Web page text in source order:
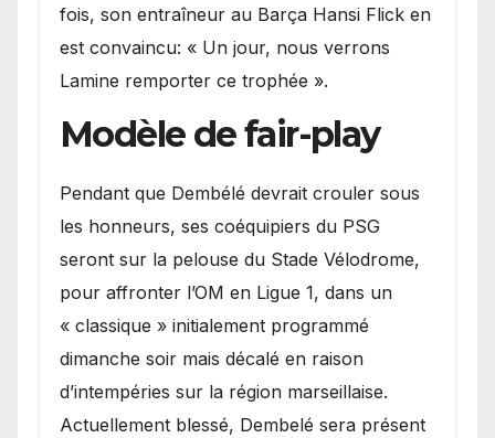
fois, son entraîneur au Barça Hansi Flick en
est convaincu: « Un jour, nous verrons
Lamine remporter ce trophée ».
Modèle de fair-play
Pendant que Dembélé devrait crouler sous
les honneurs, ses coéquipiers du PSG
seront sur la pelouse du Stade Vélodrome,
pour affronter l’OM en Ligue 1, dans un
« classique » initialement programmé
dimanche soir mais décalé en raison
d’intempéries sur la région marseillaise.
Actuellement blessé, Dembelé sera présent